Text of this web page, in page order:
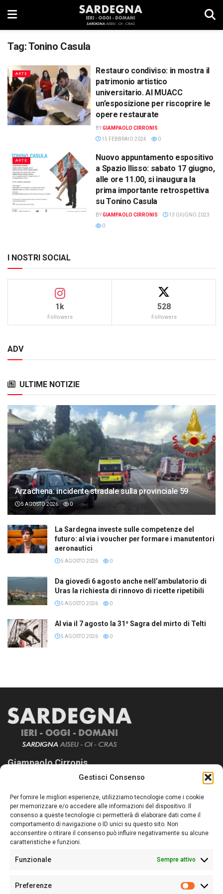
Gestisci Consenso
Per fornire le migliori esperienze, utilizziamo tecnologie come i cookie
per memorizzare e/o accedere alle informazioni del dispositivo. Il
consenso a queste tecnologie ci permetterà di elaborare dati come il
comportamento di navigazione o ID unici su questo sito. Non
acconsentire o ritirare il consenso può influire negativamente su alcune
caratteristiche e funzioni.
Funzionale Sempre attivo
Preferenze
Tag:Tonino Casula
ARTE
Restauro condiviso: in mostra il
patrimonio artistico
universitario. Al MUACC
un’esposizione per riscoprire le
opere restaurate
BYGIAMPAOLO CIRRONIS
15 FEBBRAIO 2024
0
ARTE
Nuovo appuntamento espositivo
a Spazio Ilisso: sabato 17 giugno,
alle ore 11.00, si inaugura la
prima importante retrospettiva
su Tonino Casula
BYGIAMPAOLO CIRRONIS
13 GIUGNO 2023
0
I NOSTRI SOCIAL
1k
Followers
528
Followers
ADV
ULTIME NOTIZIE
Arzachena: incidente stradale sulla provinciale 59
5 AGOSTO 2026 0
La Sardegna investe sulle competenze del
futuro: al via i voucher per formare i manutentori
aeronautici
5 AGOSTO 2026 0
Da giovedì 6 agosto anche nell’ambulatorio di
Uras la richiesta di rinnovo di ricette ripetibili
5 AGOSTO 2026 0
Al via il 7 agosto la 31ª Sagra del mirto di Telti
5 AGOSTO 2026 0
Giampaolo Cirronis
Sardegna Ieri-Oggi-Domani nasce per informare “liberamente” i
lettori su quanto accade in Sardegna, con un occhio rivolto al
nostro passato e, soprattutto, al nostro futuro
Follow Us
Sede:Via Cristoforo Colombo 09013 Carbonia